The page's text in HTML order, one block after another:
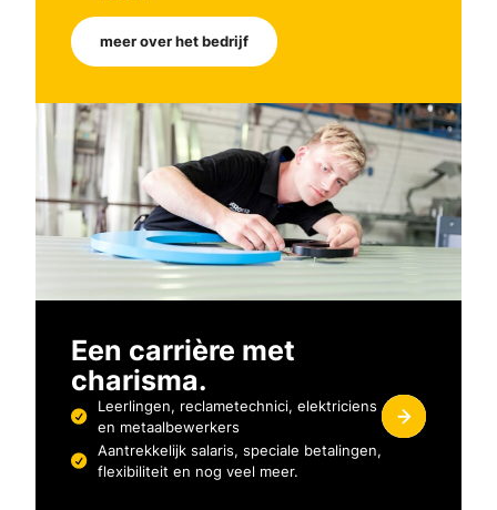
meer over het bedrijf
Een carrière met
charisma.
Leerlingen, reclametechnici, elektriciens
en metaalbewerkers
Aantrekkelijk salaris, speciale betalingen,
flexibiliteit en nog veel meer.